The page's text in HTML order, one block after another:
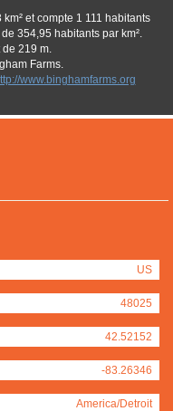
US
48025
42.52152
-83.26346
America/Detroit
et compte 1 111 habitants
354,95 habitants par km².
219 m.
Farms.
www.binghamfarms.org